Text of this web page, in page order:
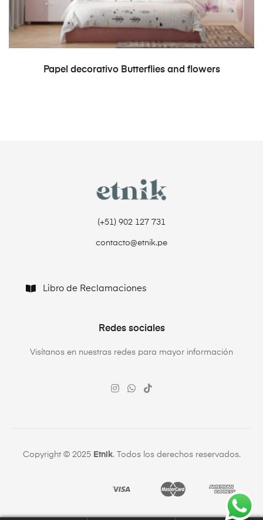
READ MORE
Papel decorativo Butterflies and flowers
(+51) 902 127 731‬
contacto@etnik.pe
Libro de Reclamaciones
Redes sociales
Visítanos en nuestras redes para mayor información
Copyright © 2025 Etnik. Todos los derechos reservados.